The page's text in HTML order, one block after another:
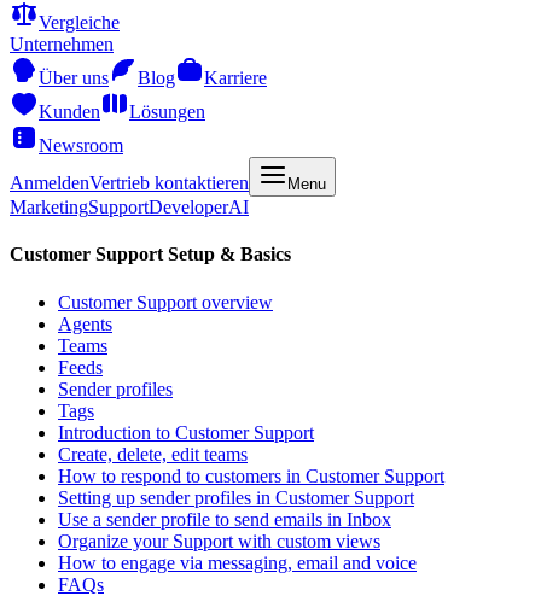
Vergleiche
Unternehmen
Über uns
Blog
Karriere
Kunden
Lösungen
Newsroom
AnmeldenVertrieb kontaktieren Menu
MarketingSupportDeveloperAI
Customer Support Setup & Basics
Customer Support overview
Agents
Teams
Feeds
Sender profiles
Tags
Introduction to Customer Support
Create, delete, edit teams
How to respond to customers in Customer Support
Setting up sender profiles in Customer Support
Use a sender profile to send emails in Inbox
Organize your Support with custom views
How to engage via messaging, email and voice
FAQs